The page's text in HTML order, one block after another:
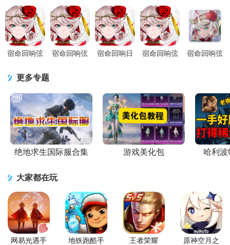
这个游戏中，你将扮演一位年轻的音乐家，踏上一段寻找和谐的旅
程。游戏中充满了古典音乐的魅力，每一首乐曲都仿佛是一段动人
的故事，引领你探索这个充满奇迹与谜团的世界。《宿命回响：弦
上的叹息》不仅提供了精致的游戏画面和华丽的音效，更..
宿命回响弦
测版1.2.472
宿命回响弦
宿命回响日
宿命回响弦
卓手机版
宿命回响弦
游戏国际服
v1.1.522
更多专题
绝地求生国际服合集 游戏美化包 哈利
大家都在玩
网易光遇手
地铁跑酷手
王者荣耀
原神空月之